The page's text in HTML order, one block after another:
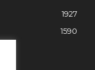
1927
1590